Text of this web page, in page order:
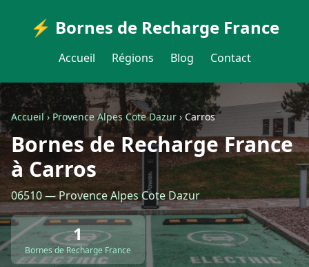
⚡ Bornes de Recharge France
Accueil Régions Blog Contact
Accueil›Provence Alpes Cote Dazur ›Carros
Bornes de Recharge France
à Carros
06510 — Provence Alpes Cote Dazur
1
Bornes de Recharge France